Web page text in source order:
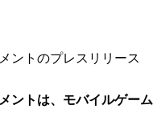
ントのプレスリリース
ントは、モバイルゲー